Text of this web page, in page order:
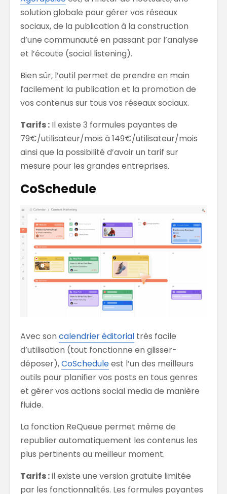
solution globale pour gérer vos réseaux
sociaux, de la publication à la construction
d’une communauté en passant par l’analyse
et l’écoute (social listening).
Bien sûr, l’outil permet de prendre en main
facilement la publication et la promotion de
vos contenus sur tous vos réseaux sociaux.
Tarifs : Il existe 3 formules payantes de
79€/utilisateur/mois à 149€/utilisateur/mois
ainsi que la possibilité d’avoir un tarif sur
mesure pour les grandes entreprises.
CoSchedule
Avec son calendrier éditorial très facile
d’utilisation (tout fonctionne en glisser-
déposer),CoScheduleest l’un des meilleurs
outils pour planifier vos posts en tous genres
et gérer vos actions social media de manière
fluide.
La fonction ReQueue permet même de
republier automatiquement les contenus les
plus pertinents au meilleur moment.
Tarifs :il existe une version gratuite limitée
par les fonctionnalités. Les formules payantes